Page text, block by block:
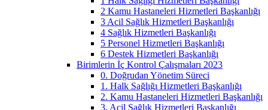
2 Kamu Hastaneleri Hizmetleri Başkanlığı
3 Acil Sağlık Hizmetleri Başkanlığı
4 Sağlık Hizmetleri Başkanlığı
5 Personel Hizmetleri Başkanlığı
6 Destek Hizmetleri Başkanlığı
Birimlerin İç Kontrol Çalışmaları 2023
0. Doğrudan Yönetim Süreci
1. Halk Sağlığı Hizmetleri Başkanlığı
2. Kamu Hastaneleri Hizmetleri Başkanlığı
3. Acil Sağlık Hizmetleri Başkanlığı